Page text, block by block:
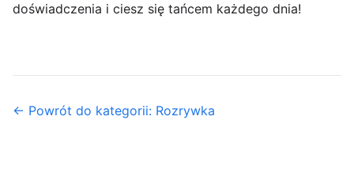
doświadczenia i ciesz się tańcem każdego dnia!
← Powrót do kategorii: Rozrywka